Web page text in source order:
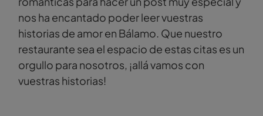
nos ha encantado poder leer vuestras
historias de amor en Bálamo. Que nuestro
restaurante sea el espacio de estas citas es un
orgullo para nosotros, ¡allá vamos con
vuestras historias!